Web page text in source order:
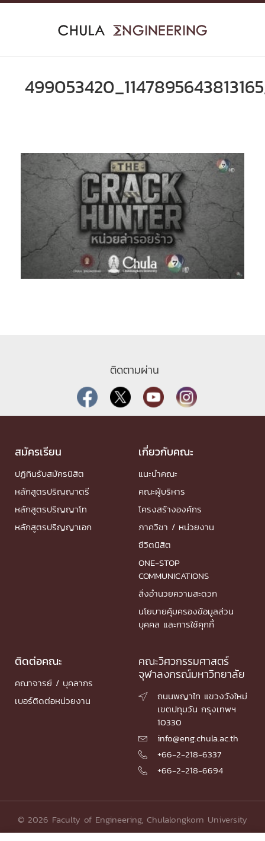
Skip
ติดตามผ่าน
สมัครเรียน
ปฏิทินรับสมัครนิสิต
หลักสูตรปริญญาตรี
หลักสูตรปริญญาโท
หลักสูตรปริญญาเอก
เกี่ยวกับคณะ
แนะนำคณะ
คณะผู้บริหาร
โครงสร้างองค์กร
ภาควิชา / หน่วยงาน
ชีวิตนิสิต
ONE-STOP
COMMUNICATIONS
สิ่งอำนวยความสะดวก
นโยบายคุ้มครองข้อมูลส่วน
บุคคล และการใช้คุกกี้
ติดต่อคณะ
คณาจารย์ / บุคลากร
เบอร์ติดต่อหน่วยงาน
คณะวิศวกรรมศาสตร์
จุฬาลงกรณ์มหาวิทยาลัย

ถนนพญาไท แขวงวังใหม่
เขตปทุมวัน กรุงเทพฯ
10330
 info@eng.chula.ac.th
 +66-2-218-6337
 +66-2-218-6694
© 2026 Faculty of Engineering, Chulalongkorn University